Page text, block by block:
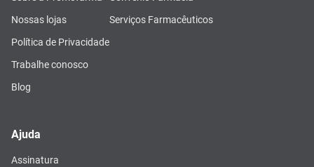
Nossas lojas
Política de Privacidade
Trabalhe conosco
Blog
Serviços Farmacêuticos
Ajuda
Assinatura